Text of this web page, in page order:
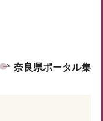
奈良県ポータル集